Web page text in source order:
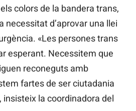
colors de la bandera trans,
necessitat d’aprovar una llei
«Les persones trans
esperant. Necessitem que
reconeguts amb
fartes de ser ciutadania
insisteix la coordinadora del